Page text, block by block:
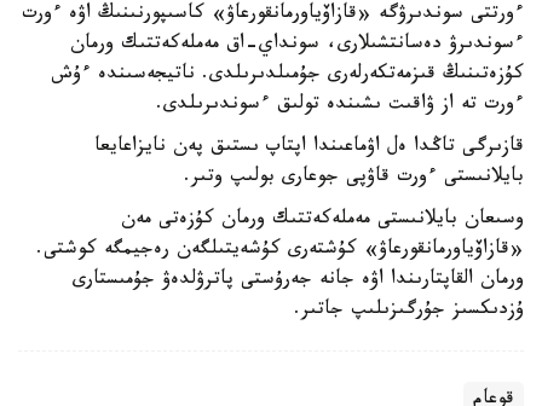
ءورتتى سوندىرۋگە «قازاۆياورمانقورعاۋ» كاسىپورنىنىڭ اۋە ءورت
ءسوندىرۋ دەسانتشىلارى، سونداي-اق مەملەكەتتىك ورمان
كۇزەتىنىڭ قىزمەتكەرلەرى جۇمىلدىرىلدى. ناتيجەسىندە ءۇش
ءورت تە از ۋاقىت ىشىندە تولىق ءسوندىرىلدى.
قازىرگى تاڭدا ەل اۋماعىندا اپتاپ ىستىق پەن نايزاعايعا
بايلانىستى ءورت قاۋپى جوعارى بولىپ وتىر.
وسىعان بايلانىستى مەملەكەتتىك ورمان كۇزەتى مەن
«قازاۆياورمانقورعاۋ» كۇشتەرى كۇشەيتىلگەن رەجيمگە كوشتى.
ورمان القاپتارىندا اۋە جانە جەرۇستى پاترۋلدەۋ جۇمىستارى
ۇزدىكسىز جۇرگىزىلىپ جاتىر.
قوعام